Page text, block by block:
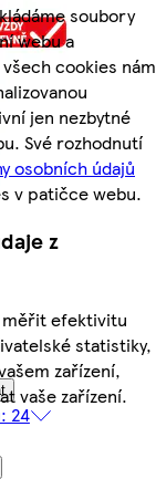
soubory
webu a
cookies nám
jen nezbytné
Své rozhodnutí
osobních údajů
v patičce webu.
z
měřit efektivitu
statistiky,
zařízení,
vaše zařízení.
24